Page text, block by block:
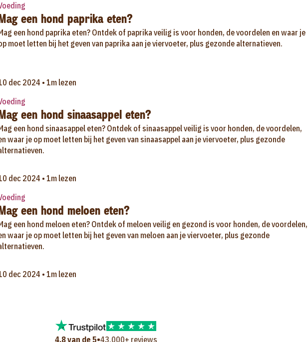
een hond paprika eten?
een hond paprika eten? Ontdek of paprika veilig is voor honden, de voordelen en waar je
moet letten bij het geven van paprika aan je viervoeter, plus gezonde alternatieven.
dec 2024 • 1m lezen
een hond sinaasappel eten?
een hond sinaasappel eten? Ontdek of sinaasappel veilig is voor honden, de voordelen,
waar je op moet letten bij het geven van sinaasappel aan je viervoeter, plus gezonde
dec 2024 • 1m lezen
een hond meloen eten?
een hond meloen eten? Ontdek of meloen veilig en gezond is voor honden, de voordelen,
waar je op moet letten bij het geven van meloen aan je viervoeter, plus gezonde
dec 2024 • 1m lezen
4,8 van de 5•43.000+ reviews